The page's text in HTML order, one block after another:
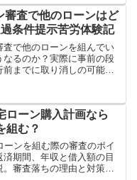
おくべきポイントをご紹
審査で他のローンはど
条件提示苦労体験記
査で他のローンを組んでい
なるのか？実際に事前の段
までに取り消しの可能性
ローン購入計画なら
組む？
ーンを組む際の審査のポイ
済期間、年収と借入額の目
。審査落ちの理由と対策、